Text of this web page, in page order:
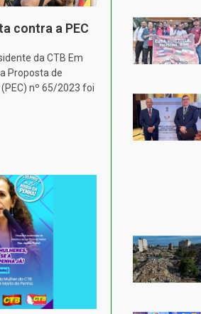
contra a PEC
da CTB Em
Proposta de
nº 65/2023 foi